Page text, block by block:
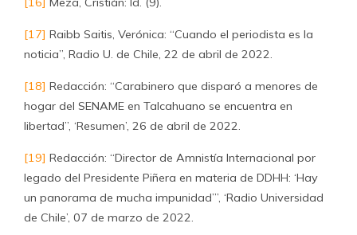
[17] Raibb Saitis, Verónica: “Cuando el periodista es la
noticia”, Radio U. de Chile, 22 de abril de 2022.
[18] Redacción: “Carabinero que disparó a menores de
hogar del SENAME en Talcahuano se encuentra en
libertad”, ‘Resumen’, 26 de abril de 2022.
[19] Redacción: “Director de Amnistía Internacional por
legado del Presidente Piñera en materia de DDHH: ‘Hay
un panorama de mucha impunidad’”, ‘Radio Universidad
de Chile’, 07 de marzo de 2022.